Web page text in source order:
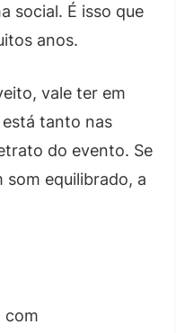
social. É isso que
anos.
vale ter em
tanto nas
do evento. Se
som equilibrado, a
com